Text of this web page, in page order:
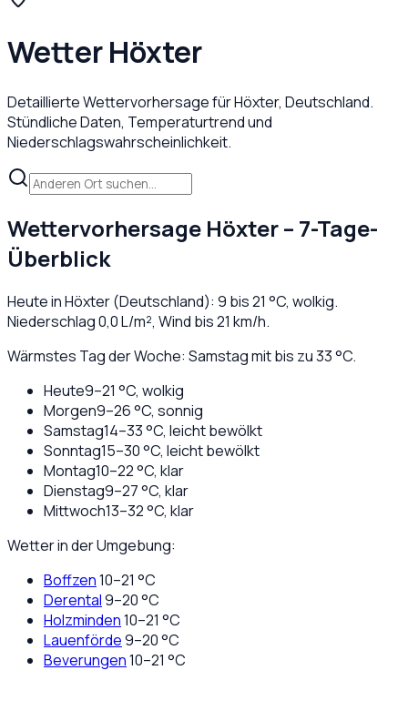
WetterHöxter
Detaillierte Wettervorhersage fürHöxter, Deutschland.
Stündliche Daten, Temperaturtrend und
Niederschlagswahrscheinlichkeit.
Wettervorhersage Höxter– 7-Tage-
Überblick
Heute inHöxter(Deutschland): 9 bis21 °C, wolkig.
Niederschlag0,0L/m², Wind bis21 km/h.
Wärmstes Tag der Woche: Samstag mit bis zu 33 °C.
Heute9–21 °C, wolkig
Morgen9–26°C, sonnig
Samstag14–33°C, leicht bewölkt
Sonntag15–30°C, leicht bewölkt
Montag10–22°C, klar
Dienstag9–27°C, klar
Mittwoch13–32°C, klar
Wetter in der Umgebung:
Boffzen10–21 °C
Derental9–20°C
Holzminden10–21 °C
Lauenförde9–20°C
Beverungen10–21 °C